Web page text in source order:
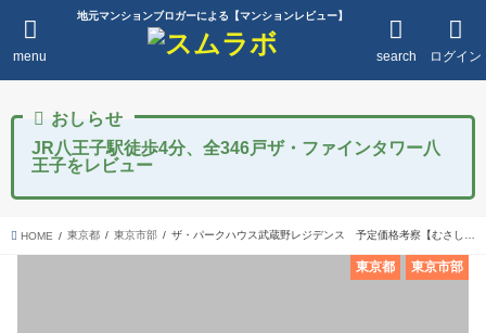
地元マンションブロガーによる【マンションレビュー】
ログイン
search
menu
JR八王子駅徒歩4分、全346戸ザ・ファインタワー八
王子をレビュー
HOME 東京都 東京市部
東京市部
東京都